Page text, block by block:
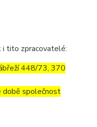
i tito zpracovatelé:
448/73, 370
době společnost